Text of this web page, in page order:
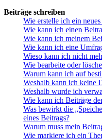
Beiträge schreiben
Wie erstelle ich ein
Wie kann ich einen
Wie kann ich meinem
Wie kann ich eine
Wieso kann ich nicht
Wie bearbeite oder
Warum kann ich auf
Weshalb kann ich keine
Weshalb wurde ich
Wie kann ich Beiträge
Was bewirkt die
eines Beitrags?
Warum muss mein
Wie markiere ich ein